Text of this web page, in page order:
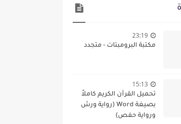
23:19
مكتبة البرومبتات - متجدد
15:13
تحميل القرآن الكريم كاملاً
بصيغة Word (رواية ورش
ورواية حفص)